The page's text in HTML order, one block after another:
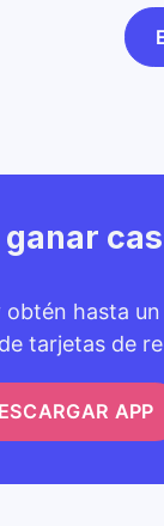
ganar
obtén hasta
tarjetas de
APP